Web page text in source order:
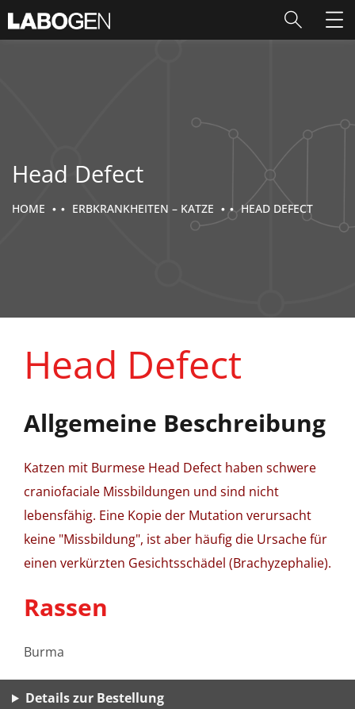
Head Defect
HOME ERBKRANKHEITEN – KATZE HEAD DEFECT
Head Defect
Allgemeine Beschreibung
Katzen mit Burmese Head Defect haben schwere
craniofaciale Missbildungen und sind nicht
lebensfähig. Eine Kopie der Mutation verursacht
keine "Missbildung", ist aber häufig die Ursache für
einen verkürzten Gesichtsschädel (Brachyzephalie).
Rassen
Burma
Details zur Bestellung